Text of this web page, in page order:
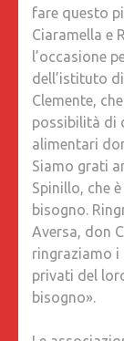
fare questo
Ciaramella e
l’occasione
dell’istituto
Clemente,
possibilità di
alimentari
Siamo grati
Spinillo, che
bisogno.
Aversa, don
ringraziamo i
privati del
bisogno».